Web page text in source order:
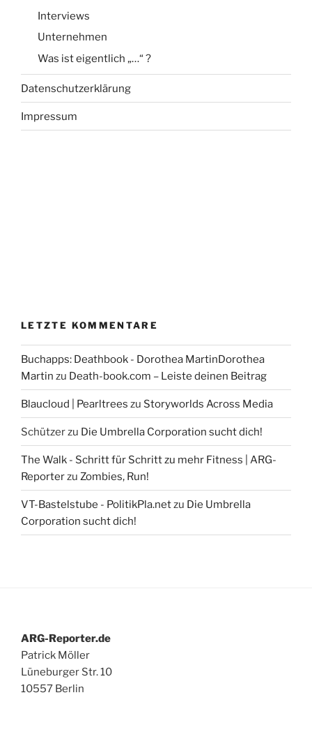
Interviews
Unternehmen
Was ist eigentlich „…“ ?
Datenschutzerklärung
Impressum
LETZTE KOMMENTARE
Buchapps: Deathbook - Dorothea MartinDorothea
Martin zu Death-book.com – Leiste deinen Beitrag
Blaucloud | Pearltrees zu Storyworlds Across Media
Schützerzu Die Umbrella Corporation sucht dich!
The Walk - Schritt für Schritt zu mehr Fitness | ARG-
Reporterzu Zombies, Run!
VT-Bastelstube - PolitikPla.netzu Die Umbrella
Corporation sucht dich!
ARG-Reporter.de
Patrick Möller
Lüneburger Str. 10
10557 Berlin